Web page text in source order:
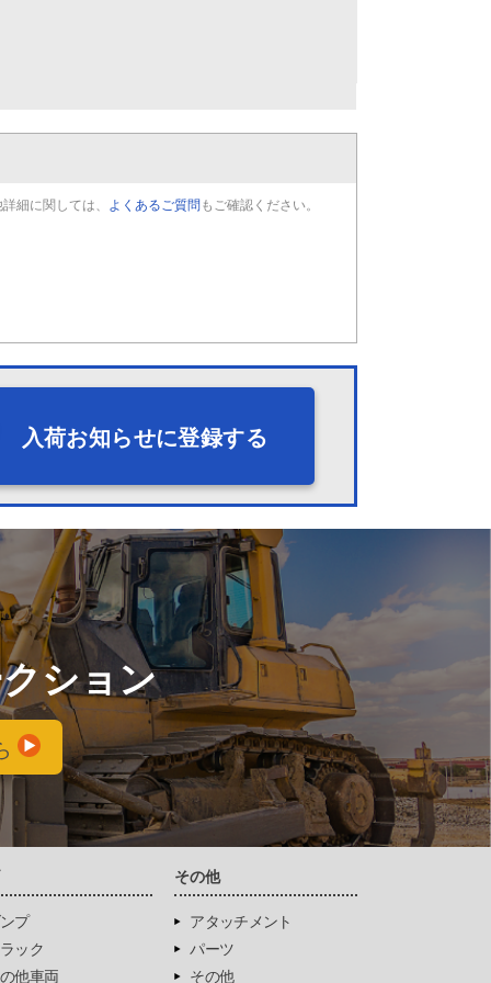
細に関しては、 よくあるご質問もご確認ください。
入荷お知らせに登録する
ション
プ
ック
他車両
その他
アタッチメント
パーツ
その他